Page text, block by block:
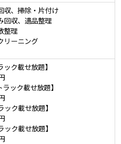
収、掃除・片付け
回収、遺品整理
整理
リーニング
ック載せ放題】
ラック載せ放題】
ック載せ放題】
ック載せ放題】